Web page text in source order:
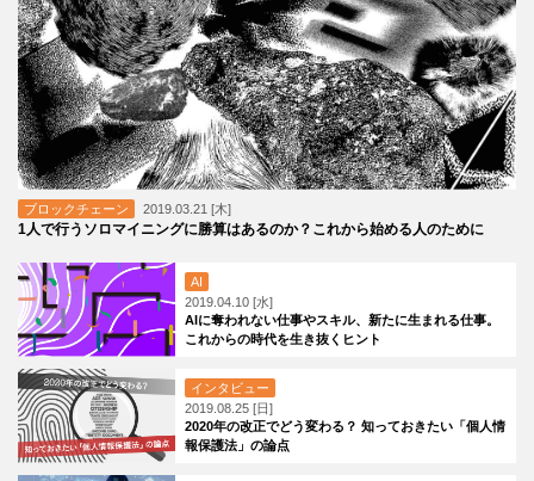
ブロックチェーン 2019.03.21 [木]
1人で行うソロマイニングに勝算はあるのか？これから始める人のために
AI
2019.04.10 [水]
AIに奪われない仕事やスキル、新たに生まれる仕事。
これからの時代を生き抜くヒント
インタビュー
2019.08.25 [日]
2020年の改正でどう変わる？ 知っておきたい「個人情
報保護法」の論点